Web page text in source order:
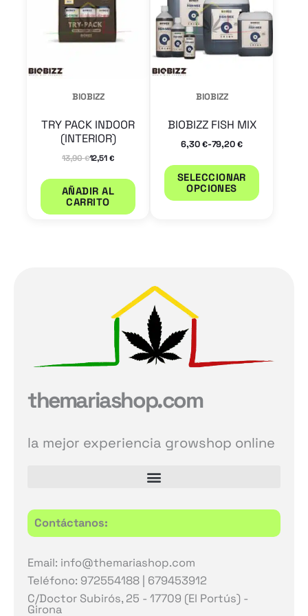
BIOBIZZ
TRY PACK INDOOR
(INTERIOR)
13,90€12,51 €
AÑADIR AL
CARRITO
BIOBIZZ
BIOBIZZ FISH MIX
6,30 €-79,20 €
SELECCIONAR
OPCIONES
Las
la
página
themariashop.com
la mejor experiencia growshop online
Contáctanos:
Email: info@themariashop.com
Teléfono: 972554188 | 679453912
C/Doctor Subirós, 25 - 17709 (El Portús) -
Girona